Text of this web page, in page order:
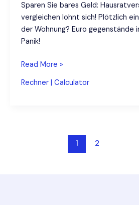
Sparen Sie bares Geld:
vergleichen lohnt sich! Plötzlich
der Wohnung? Euro gegenstände
Panik!
Hausratversicherung
Top-
Read More »
Rechner | Calculator
1 2